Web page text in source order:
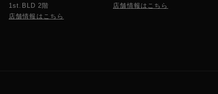
1st.BLD 2階
店舗情報はこちら
店舗情報はこちら